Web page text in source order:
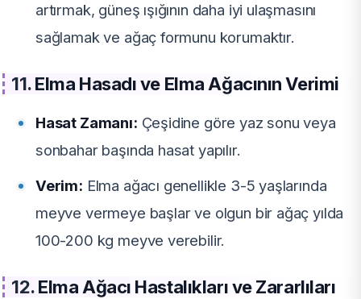
artırmak, güneş ışığının daha iyi ulaşmasını
sağlamak ve ağaç formunu korumaktır.
11.Elma Hasadı ve Elma Ağacının Verimi
Hasat Zamanı: Çeşidine göre yaz sonu veya
sonbahar başında hasat yapılır.
Verim: Elma ağacı genellikle 3-5 yaşlarında
meyve vermeye başlar ve olgun bir ağaç yılda
100-200 kg meyve verebilir.
12.Elma Ağacı Hastalıkları ve Zararlıları